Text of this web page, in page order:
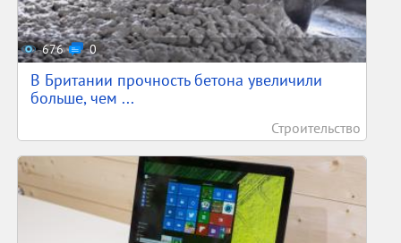
676 0
В Британии прочность бетона увеличили
больше, чем ...
Строительство